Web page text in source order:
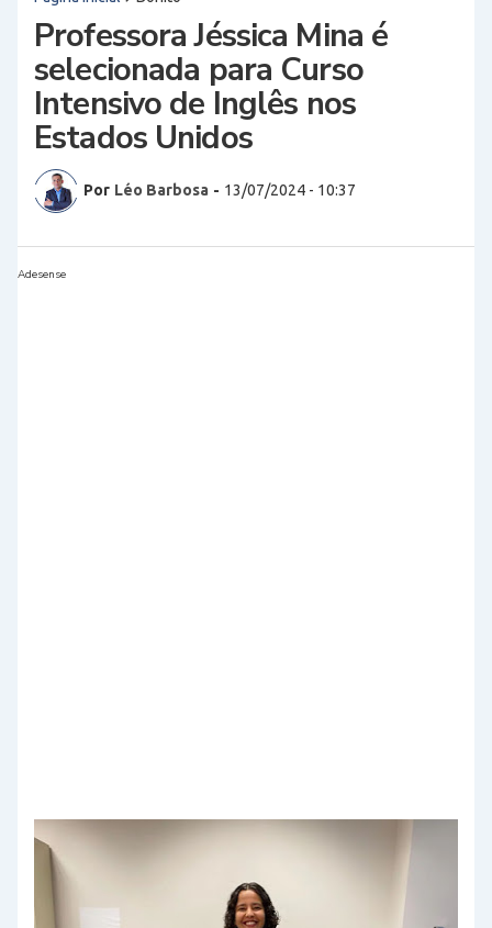
Professora Jéssica Mina é
selecionada para Curso
Intensivo de Inglês nos
Estados Unidos
Por Léo Barbosa - 13/07/2024 - 10:37
Adesense